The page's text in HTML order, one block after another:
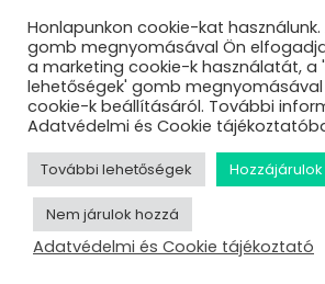
Honlapunkon cookie-kat használunk.
gomb megnyomásával Ön
a marketing cookie-k használatát, a
lehetőségek' gomb megnyomásával
cookie-k beállításáról. További
Adatvédelmi és Cookie
További lehetőségek Hozzájárulok
Nem járulok hozzá
Adatvédelmi és Cookie tájékoztató